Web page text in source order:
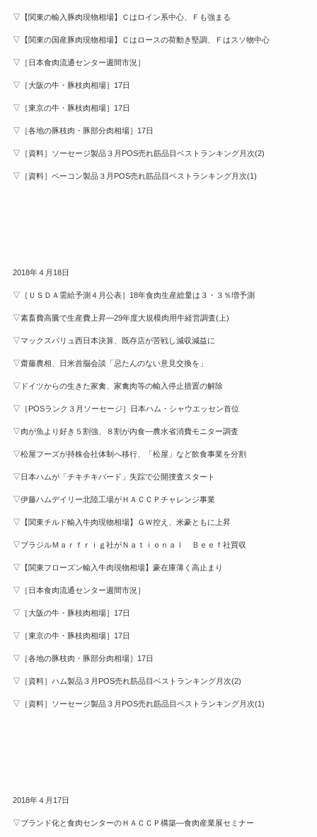
▽【関東の輸入豚肉現物相場】Ｃはロイン系中心、Ｆも強まる
▽【関東の国産豚肉現物相場】Ｃはロースの荷動き堅調、Ｆはスソ物中心
▽［日本食肉流通センター週間市況］
▽［大阪の牛・豚枝肉相場］17日
▽［東京の牛・豚枝肉相場］17日
▽［各地の豚枝肉・豚部分肉相場］17日
▽［資料］ソーセージ製品３月POS売れ筋品目ベストランキング月次(2)
▽［資料］ベーコン製品３月POS売れ筋品目ベストランキング月次(1)
2018年４月18日
▽［ＵＳＤＡ需給予測４月公表］18年食肉生産総量は３・３％増予測
▽素畜費高騰で生産費上昇—29年度大規模肉用牛経営調査(上)
▽マックスバリュ西日本決算、既存店が苦戦し減収減益に
▽齋藤農相、日米首脳会談「忌たんのない意見交換を」
▽ドイツからの生きた家禽、家禽肉等の輸入停止措置の解除
▽［POSランク３月ソーセージ］日本ハム・シャウエッセン首位
▽肉が魚より好き５割強、８割が内食—農水省消費モニター調査
▽松屋フーズが持株会社体制へ移行、「松屋」など飲食事業を分割
▽日本ハムが「チキチキバード」失踪で公開捜査スタート
▽伊藤ハムデイリー北陸工場がＨＡＣＣＰチャレンジ事業
▽【関東チルド輸入牛肉現物相場】ＧＷ控え、米豪ともに上昇
▽ブラジルＭａｒｆｒｉｇ社がＮａｔｉｏｎａｌ Ｂｅｅｆ社買収
▽【関東フローズン輸入牛肉現物相場】豪在庫薄く高止まり
▽［日本食肉流通センター週間市況］
▽［大阪の牛・豚枝肉相場］17日
▽［東京の牛・豚枝肉相場］17日
▽［各地の豚枝肉・豚部分肉相場］17日
▽［資料］ハム製品３月POS売れ筋品目ベストランキング月次(2)
▽［資料］ソーセージ製品３月POS売れ筋品目ベストランキング月次(1)
2018年４月17日
▽ブランド化と食肉センターのＨＡＣＣＰ構築—食肉産業展セミナー